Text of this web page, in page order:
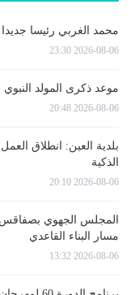
محمد الغربي رئيسا جديدا
2026-08-06 23:30
موعد ذكرى المولد
2026-08-06 20:48
بلدية العين: انطلاق
الذكية
2026-08-06 20:10
المجلس الجهوي بصفاقس
مسار البناء القاعدي
2026-08-06 13:32